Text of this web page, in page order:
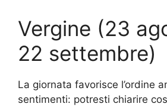
Vergine (23
22 settembre)
La giornata favorisce l’ordine
sentimenti: potresti chiarire